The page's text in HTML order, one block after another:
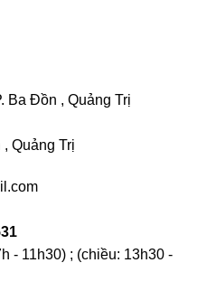
Ba Đồn , Quảng Trị
Quảng Trị
- 11h30) ; (chiều: 13h30 -